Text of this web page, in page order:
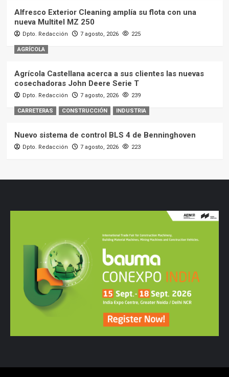
Alfresco Exterior Cleaning amplía su flota con una
nueva Multitel MZ 250
Dpto. Redacción 7 agosto, 2026 225
AGRÍCOLA
Agrícola Castellana acerca a sus clientes las nuevas
cosechadoras John Deere Serie T
Dpto. Redacción 7 agosto, 2026 239
CARRETERAS CONSTRUCCIÓN INDUSTRIA
Nuevo sistema de control BLS 4 de Benninghoven
Dpto. Redacción 7 agosto, 2026 223